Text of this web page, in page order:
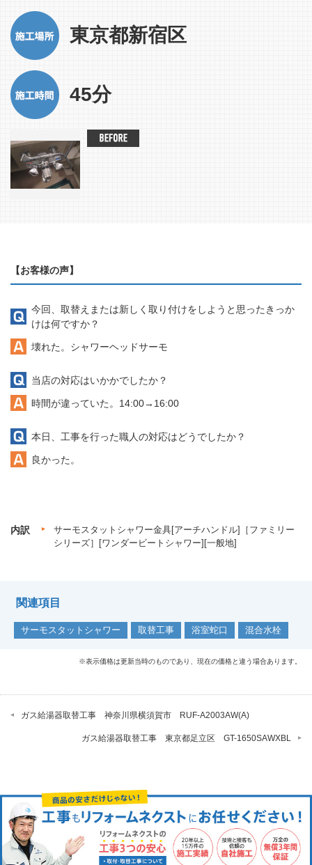
東京都新宿区
45分
【お客様の声】
今回、取替えまたは新しく取り付けをしようと思ったきっか
けは何ですか？
壊れた。シャワーヘッドサーモ
当店の対応はいかかでしたか？
時間が違っていた。14:00→16:00
本日、工事を行った職人の対応はどうでしたか？
良かった。
内訳
サーモスタットシャワー金具[アーチハンドル]［ファミリー
シリーズ］[ワンダービートシャワー][一般地]
関連項目
サーモスタットシャワー 取替工事 浴室蛇口 混合水栓
※表示価格は更新当時のものであり、現在の価格と違う場合あります。
ガス給湯器取替工事 神奈川県横須賀市 RUF-A2003AW(A)
ガス給湯器取替工事 東京都足立区 GT-1650SAWXBL